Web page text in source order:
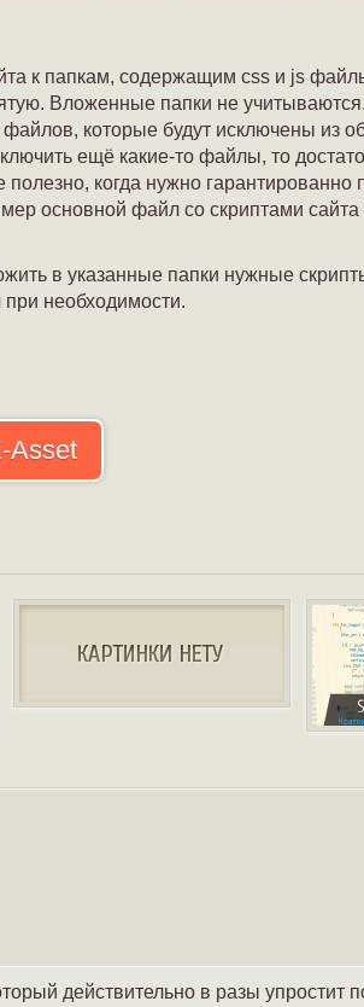
к папкам, содержащим css и js
Вложенные папки не учитываются.
которые будут исключены из
ещё какие-то файлы, то
полезно, когда нужно
основной файл со скриптами
в указанные папки нужные
необходимости.
Asset
действительно в разы